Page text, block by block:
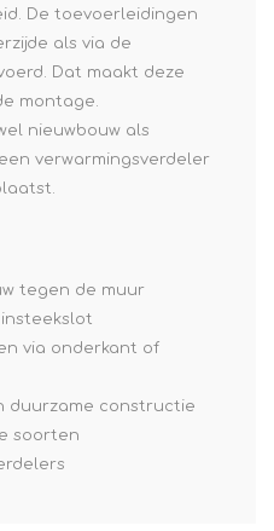
De toevoerleidingen
als via de
Dat maakt deze
montage.
nieuwbouw als
verwarmingsverdeler
tegen de muur
via onderkant of
duurzame constructie
soorten